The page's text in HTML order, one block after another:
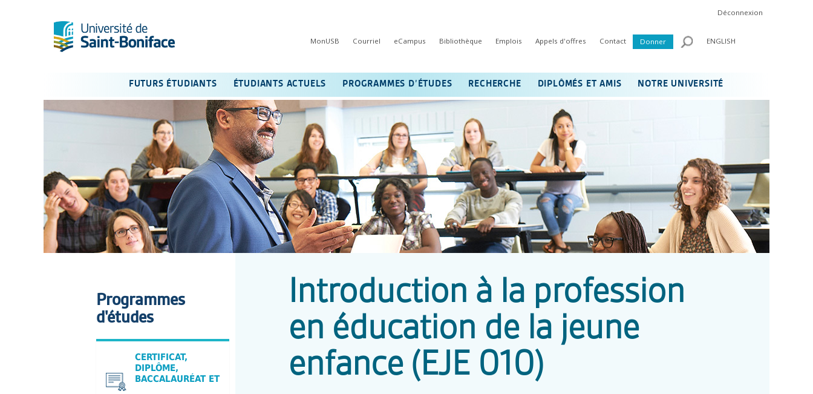
Déconnexion
MonUSB Courriel eCampus Bibliothèque Emplois Appels d'offres Contact Donner ENGLISH
FUTURS ÉTUDIANTS ÉTUDIANTS ACTUELS PROGRAMMES D’ÉTUDES RECHERCHE DIPLÔMÉS ET AMIS NOTRE UNIVERSITÉ
Introduction à la profession
en éducation de la jeune
enfance (EJE 010)
Programmes
d'études
CERTIFICAT,
DIPLÔME,
BACCALAURÉAT ET